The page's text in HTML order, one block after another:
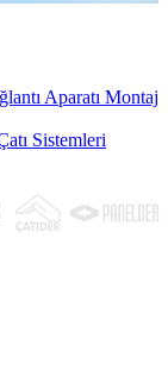
Aparatı Montaj
Sistemleri